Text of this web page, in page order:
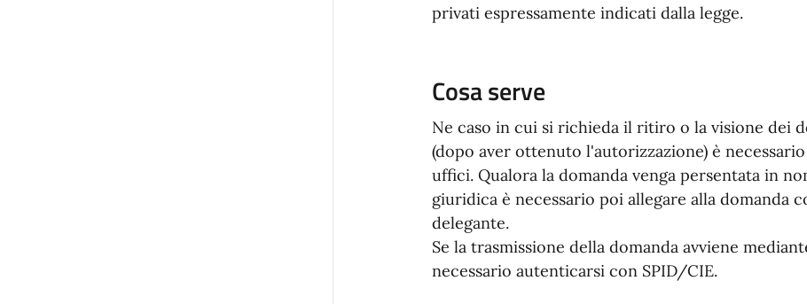
privati espressamente indicati dalla legge.
Cosa serve
Ne caso in cui si richieda il ritiro o la visione dei
(dopo aver ottenuto l'autorizzazione) è
uffici. Qualora la domanda venga persentata in
giuridica è necessario poi allegare alla domanda
delegante.
Se la trasmissione della domanda avviene
necessario autenticarsi con SPID/CIE.